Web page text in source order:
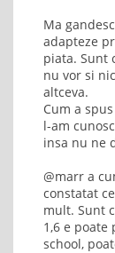
Ma
adapteze
piata. Sunt
nu vor si
altceva.
Cum a
l-am
insa nu ne
@marr a
constatat
mult. Sunt
1,6 e
school,